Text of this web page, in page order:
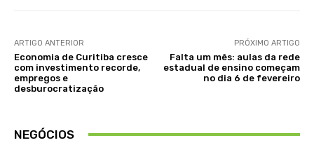
ARTIGO ANTERIOR
Economia de Curitiba cresce
com investimento recorde,
empregos e
desburocratização
PRÓXIMO ARTIGO
Falta um mês: aulas da rede
estadual de ensino começam
no dia 6 de fevereiro
NEGÓCIOS